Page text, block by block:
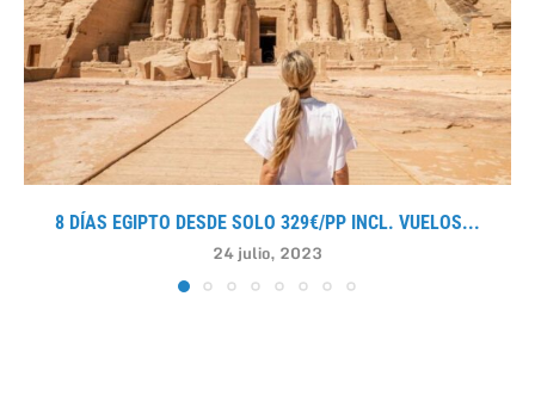
8 DÍAS EGIPTO DESDE SOLO 329€/PP INCL. VUELOS...
24 julio, 2023